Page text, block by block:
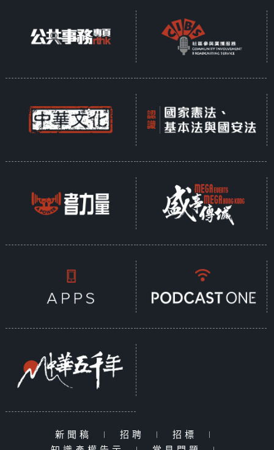
新聞稿 | 招聘 | 招標
|